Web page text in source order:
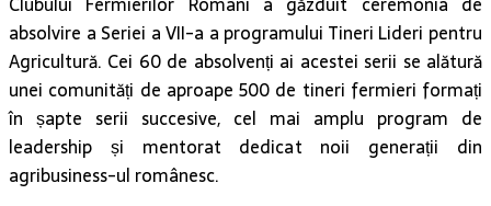
absolvire a Seriei a VII-a a programului Tineri Lideri pentru
Agricultură. Cei 60 de absolvenți ai acestei serii se alătură
unei comunități de aproape 500 de tineri fermieri formați
în șapte serii succesive, cel mai amplu program de
leadership și mentorat dedicat noii generații din
agribusiness-ul românesc.